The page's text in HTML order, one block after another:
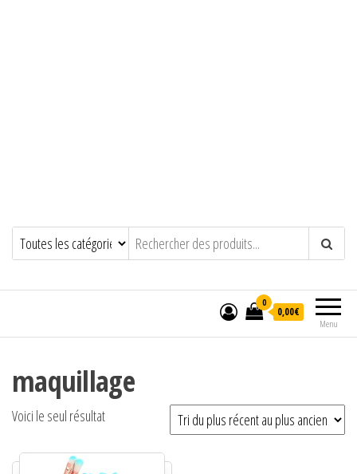
Menu
0
0,00€
maquillage
Voici le seul résultat